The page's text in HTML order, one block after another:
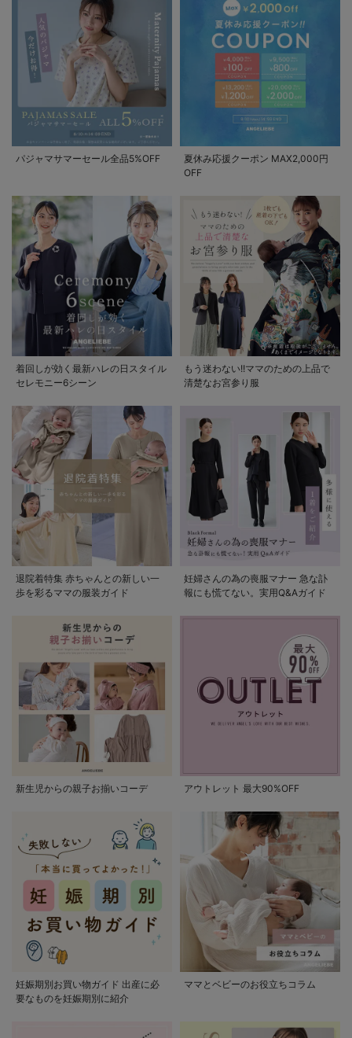
パジャマサマーセール全品5%OFF
夏休み応援クーポン MAX2,000円
OFF
着回しが効く最新ハレの日スタイル
セレモニー6シーン
もう迷わない!!ママのための上品で
清楚なお宮参り服
退院着特集 赤ちゃんとの新しい一
歩を彩るママの服装ガイド
妊婦さんの為の喪服マナー 急な訃
報にも慌てない。実用Q&Aガイド
新生児からの親子お揃いコーデ アウトレット 最大90%OFF
妊娠期別お買い物ガイド 出産に必
要なものを妊娠期別に紹介
ママとベビーのお役立ちコラム